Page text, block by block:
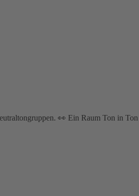
👀 Ein Raum Ton in